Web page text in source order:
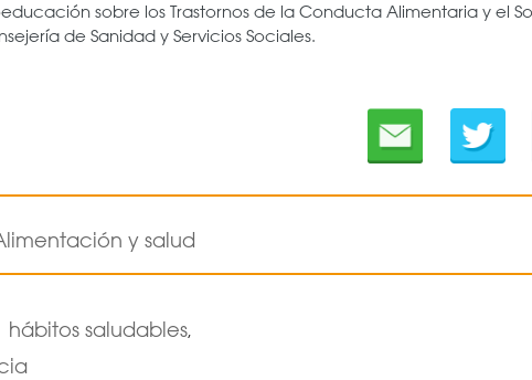
sobre los Trastornos de la Conducta Alimentaria y el
de Sanidad y Servicios Sociales.
y salud
hábitos saludables,